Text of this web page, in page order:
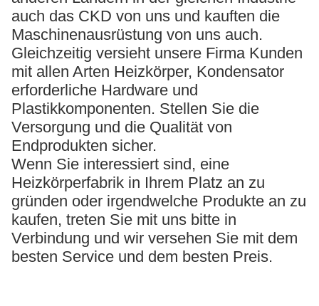
auch das CKD von uns und kauften die
Maschinenausrüstung von uns auch.
Gleichzeitig versieht unsere Firma Kunden
mit allen Arten Heizkörper, Kondensator
erforderliche Hardware und
Plastikkomponenten. Stellen Sie die
Versorgung und die Qualität von
Endprodukten sicher.
Wenn Sie interessiert sind, eine
Heizkörperfabrik in Ihrem Platz an zu
gründen oder irgendwelche Produkte an zu
kaufen, treten Sie mit uns bitte in
Verbindung und wir versehen Sie mit dem
besten Service und dem besten Preis.